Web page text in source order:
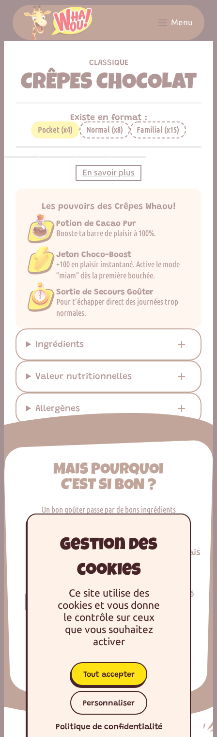
Panneau de gestion des cookies
Ce site utilise des
cookies et vous donne
le contrôle sur ceux
que vous souhaitez
activer
Tout accepter
Personnaliser
Politique de confidentialité
Menu
CLASSIQUE
CRÊPES CHOCOLAT
Existe en format :
Pocket (x4) Normal (x8) Familial (x15)
En savoir plus
Les pouvoirs des Crêpes Whaou!
Potion de Cacao Pur
Booste ta barre de plaisir à 100%.
Jeton Choco-Boost
+100 en plaisir instantané. Active le mode
“miam” dès la première bouchée.
Sortie de Secours Goûter
Pour t’échapper direct des journées trop
normales.
Ingrédients
Valeur nutritionnelles
Allergènes
MAIS POURQUOI
C’EST SI BON ?
Un bon goûter passe par de bons ingrédients
Œufs français
Lait français
Farine de blé
français
Nos engagements
Le tout, sans huile de palme !